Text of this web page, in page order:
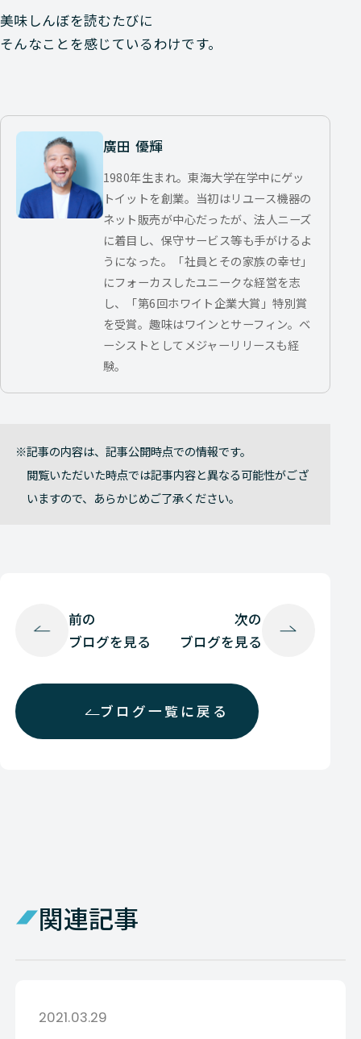
美味しんぼを読むたびに
そんなことを感じているわけです。
廣田 優輝
1980年生まれ。東海大学在学中にゲッ
トイットを創業。当初はリユース機器の
ネット販売が中心だったが、法人ニーズ
に着目し、保守サービス等も手がけるよ
うになった。「社員とその家族の幸せ」
にフォーカスしたユニークな経営を志
し、「第6回ホワイト企業大賞」特別賞
を受賞。趣味はワインとサーフィン。ベ
ーシストとしてメジャーリリースも経
験。
記事の内容は、記事公開時点での情報です。
閲覧いただいた時点では記事内容と異なる可能性がござ
いますので、あらかじめご了承ください。
前の
ブログを見る
ブログ一覧に戻る
次の
ブログを見る
関連記事
2021.03.29